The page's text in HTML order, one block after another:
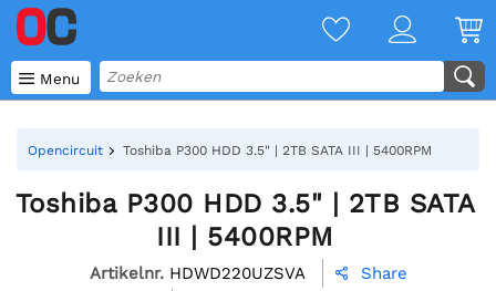
 Menu
Opencircuit Toshiba P300 HDD 3.5" | 2TB SATA III | 5400RPM
Toshiba P300 HDD 3.5" | 2TB SATA
III | 5400RPM
Artikelnr. HDWD220UZSVA 
Share